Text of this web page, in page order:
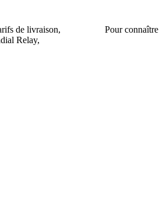
de livraison,
Pour connaître
Relay,